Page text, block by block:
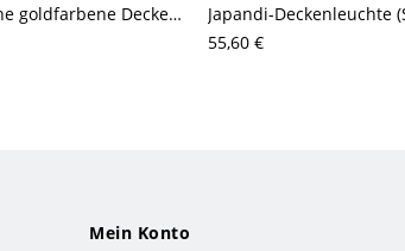
Klassische goldfarbene Deckenleuchte, K9-Kristallakzente & mattierter, gemusterter Glasschirm
55,60 €
Mein Konto